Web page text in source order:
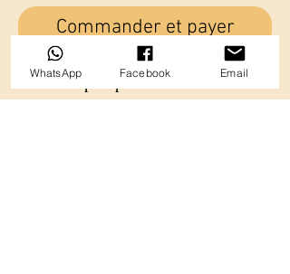
Commander et payer
Les accouples permettent d'attacher
deux chiens voir plus avec une seule
WhatsApp Facebook Email